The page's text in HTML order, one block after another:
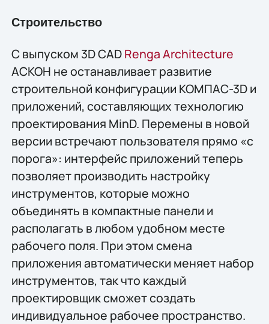
Строительство
С выпуском 3D CADRenga Architecture
АСКОН не останавливает развитие
строительной конфигурации КОМПАС-3D и
приложений, составляющих технологию
проектирования MinD. Перемены в новой
версии встречают пользователя прямо «с
порога»: интерфейс приложений теперь
позволяет производить настройку
инструментов, которые можно
объединять в компактные панели и
располагать в любом удобном месте
рабочего поля. При этом смена
приложения автоматически меняет набор
инструментов, так что каждый
проектировщик сможет создать
индивидуальное рабочее пространство.